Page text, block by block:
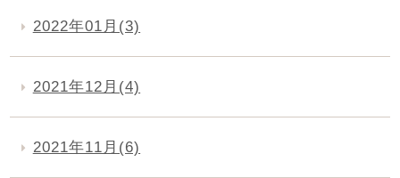
2022年01月(3)
2021年12月(4)
2021年11月(6)